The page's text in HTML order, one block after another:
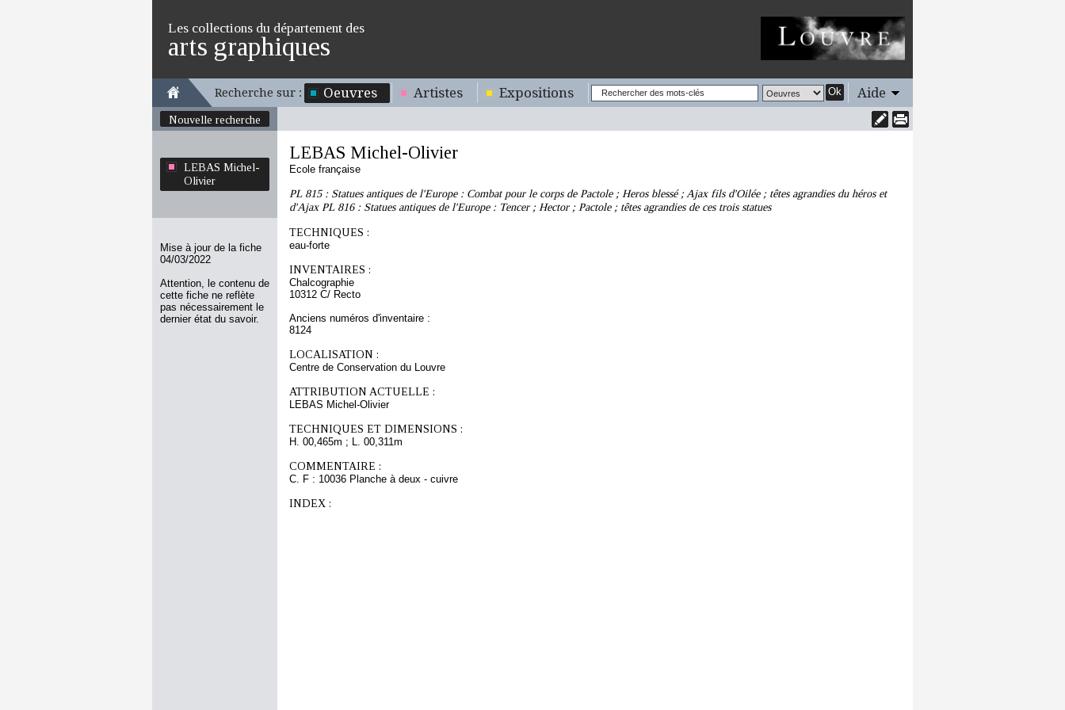
Les collections du département des
arts graphiques
Recherche sur : Oeuvres Artistes Expositions Ok Aide
Nouvelle recherche
LEBAS Michel-
Olivier
Mise à jour de la fiche
04/03/2022
Attention, le contenu de
cette fiche ne reflète
pas nécessairement le
dernier état du savoir.
LEBAS Michel-Olivier
Ecole française
PL 815 : Statues antiques de l'Europe : Combat pour le corps de Pactole ; Heros blessé ; Ajax fils d'Oilée ; têtes agrandies du héros et
d'Ajax PL 816 : Statues antiques de l'Europe : Tencer ; Hector ; Pactole ; têtes agrandies de ces trois statues
TECHNIQUES :
eau-forte
INVENTAIRES :
Chalcographie
10312 C/ Recto
Anciens numéros d'inventaire :
8124
LOCALISATION :
Centre de Conservation du Louvre
ATTRIBUTION ACTUELLE :
LEBAS Michel-Olivier
TECHNIQUES ET DIMENSIONS :
H. 00,465m ; L. 00,311m
COMMENTAIRE :
C. F : 10036 Planche à deux - cuivre
INDEX :